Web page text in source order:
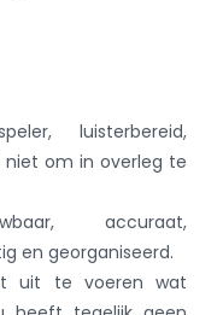
luisterbereid,
om in overleg te
accuraat,
en georganiseerd.
uit te voeren wat